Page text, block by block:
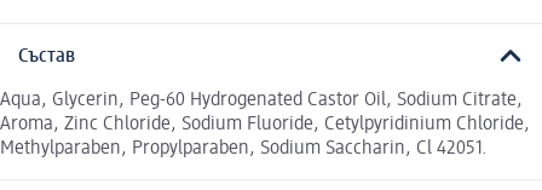
Състав
Aqua, Glycerin, Peg-60 Hydrogenated Castor Oil, Sodium Citrate,
Aroma, Zinc Chloride, Sodium Fluoride, Cetylpyridinium Chloride,
Methylparaben, Propylparaben, Sodium Saccharin, Cl 42051.